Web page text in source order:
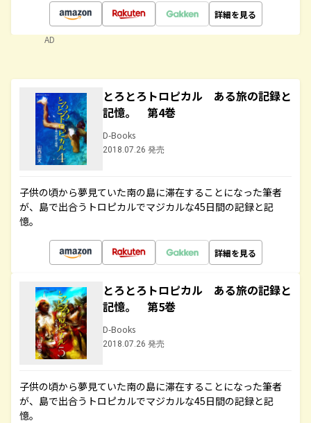
詳細を見る
AD
とろとろトロピカル ある旅の記録と
記憶。 第4巻
D-Books
2018.07.26 発売
子供の頃から夢見ていた南の島に滞在することになった筆者
が、島で出合うトロピカルでマジカルな45日間の記録と記
憶。
詳細を見る
とろとろトロピカル ある旅の記録と
記憶。 第5巻
D-Books
2018.07.26 発売
子供の頃から夢見ていた南の島に滞在することになった筆者
が、島で出合うトロピカルでマジカルな45日間の記録と記
憶。